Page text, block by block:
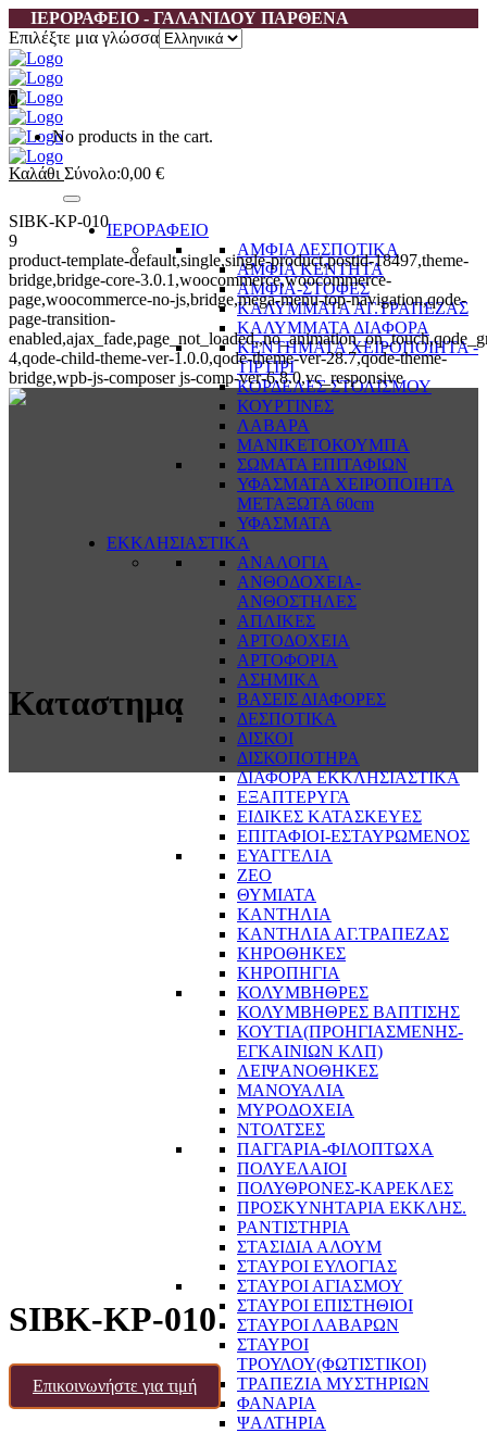
ΙΕΡΟΡΑΦΕΙΟ - ΓΑΛΑΝΙΔΟΥ ΠΑΡΘΕΝΑ
Επιλέξτε μια γλώσσα
0
No products in the cart.
Καλάθι Σύνολο:0,00 €
ΙΕΡΟΡΑΦΕΙΟ
ΑΜΦΙΑ ΔΕΣΠΟΤΙΚΑ
ΑΜΦΙΑ ΚΕΝΤΗΤΑ
ΑΜΦΙΑ-ΣΤΟΦΕΣ
ΚΑΛΥΜΜΑΤΑ ΑΓ.ΤΡΑΠΕΖΑΣ
ΚΑΛΥΜΜΑΤΑ ΔΙΑΦΟΡΑ
ΚΕΝΤΗΜΑΤΑ ΧΕΙΡΟΠΟΙΗΤΑ -
ΤΙΡΤΙΡΙ
ΚΟΡΔΕΛΕΣ ΣΤΟΛΙΣΜΟΥ
ΚΟΥΡΤΙΝΕΣ
ΛΑΒΑΡΑ
ΜΑΝΙΚΕΤΟΚΟΥΜΠΑ
ΣΩΜΑΤΑ ΕΠΙΤΑΦΙΩΝ
ΥΦΑΣΜΑΤΑ ΧΕΙΡΟΠΟΙΗΤΑ
ΜΕΤΑΞΩΤΑ 60cm
ΥΦΑΣΜΑΤΑ
ΕΚΚΛΗΣΙΑΣΤΙΚΑ
ΑΝΑΛΟΓΙΑ
ΑΝΘΟΔΟΧΕΙΑ-
ΑΝΘΟΣΤΗΛΕΣ
ΑΠΛΙΚΕΣ
ΑΡΤΟΔΟΧΕΙΑ
ΑΡΤΟΦΟΡΙΑ
ΑΣΗΜΙΚΑ
ΒΑΣΕΙΣ ΔΙΑΦΟΡΕΣ
ΔΕΣΠΟΤΙΚΑ
ΔΙΣΚΟΙ
ΔΙΣΚΟΠΟΤΗΡΑ
ΔΙΑΦΟΡΑ ΕΚΚΛΗΣΙΑΣΤΙΚΑ
ΕΞΑΠΤΕΡΥΓΑ
ΕΙΔΙΚΕΣ ΚΑΤΑΣΚΕΥΕΣ
ΕΠΙΤΑΦΙΟΙ-ΕΣΤΑΥΡΩΜΕΝΟΣ
ΕΥΑΓΓΕΛΙΑ
ΖΕΟ
ΘΥΜΙΑΤΑ
ΚΑΝΤΗΛΙΑ
ΚΑΝΤΗΛΙΑ ΑΓ.ΤΡΑΠΕΖΑΣ
ΚΗΡΟΘΗΚΕΣ
ΚΗΡΟΠΗΓΙΑ
ΚΟΛΥΜΒΗΘΡΕΣ
ΚΟΛΥΜΒΗΘΡΕΣ ΒΑΠΤΙΣΗΣ
ΚΟΥΤΙΑ(ΠΡΟΗΓΙΑΣΜΕΝΗΣ-
ΕΓΚΑΙΝΙΩΝ ΚΛΠ)
ΛΕΙΨΑΝΟΘΗΚΕΣ
ΜΑΝΟΥΑΛΙΑ
ΜΥΡΟΔΟΧΕΙΑ
ΝΤΟΛΤΣΕΣ
ΠΑΓΓΑΡΙΑ-ΦΙΛΟΠΤΩΧΑ
ΠΟΛΥΕΛΑΙΟΙ
ΠΟΛΥΘΡΟΝΕΣ-ΚΑΡΕΚΛΕΣ
ΠΡΟΣΚΥΝΗΤΑΡΙΑ ΕΚΚΛΗΣ.
ΡΑΝΤΙΣΤΗΡΙΑ
ΣΤΑΣΙΔΙΑ ΑΛΟΥΜ
ΣΤΑΥΡΟΙ ΕΥΛΟΓΙΑΣ
ΣΤΑΥΡΟΙ ΑΓΙΑΣΜΟΥ
ΣΤΑΥΡΟΙ ΕΠΙΣΤΗΘΙΟΙ
ΣΤΑΥΡΟΙ ΛΑΒΑΡΩΝ
ΣΤΑΥΡΟΙ
ΤΡΟΥΛΟΥ(ΦΩΤΙΣΤΙΚΟΙ)
ΤΡΑΠΕΖΙΑ ΜΥΣΤΗΡΙΩΝ
ΦΑΝΑΡΙΑ
ΨΑΛΤΗΡΙΑ
SIBK-KP-010
9
product-template-default,single,single-product,postid-18497,theme-
bridge,bridge-core-3.0.1,woocommerce,woocommerce-
page,woocommerce-no-js,bridge,mega-menu-top-navigation,qode-
page-transition-
4,qode-child-theme-ver-1.0.0,qode-theme-ver-28.7,qode-theme-
bridge,wpb-js-composer js-comp-ver-6.8.0,vc_responsive
Καταστημα
SIBK-KP-010
Επικοινωνήστε για τιμή